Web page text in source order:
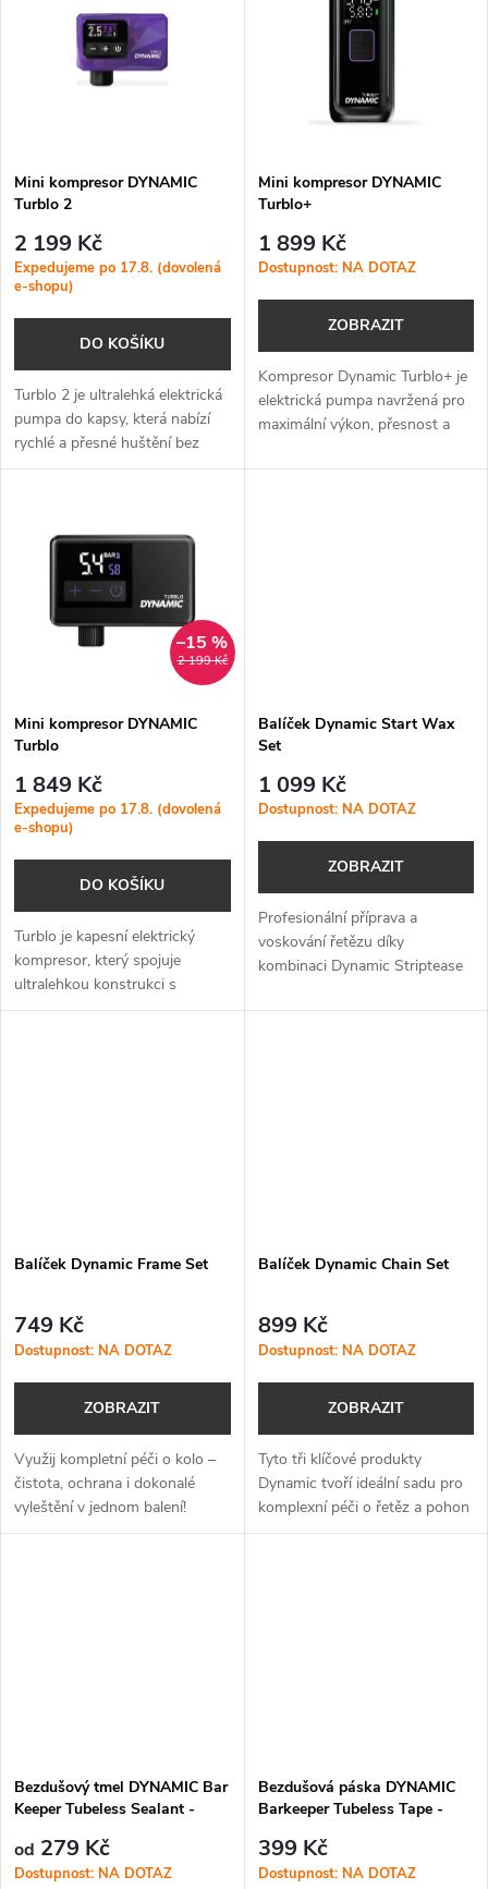
p
r
o
d
u
k
Abecedně
s
p
r
o
d
u
Mini kompresor DYNAMIC
Turblo 2
2 199 Kč
Expedujeme po 17.8. (dovolená
e-shopu)
DO KOŠÍKU
Turblo 2 je ultralehká elektrická
pumpa do kapsy, která nabízí
rychlé a přesné huštění bez
námahy – ideální pro silniční,
Mini kompresor DYNAMIC
Turblo+
1 899 Kč
Dostupnost: NA DOTAZ
ZOBRAZIT
Kompresor Dynamic Turblo+ je
elektrická pumpa navržená pro
maximální výkon, přesnost a
2 199 Kč
–15 %
Mini kompresor DYNAMIC
Turblo
1 849 Kč
Expedujeme po 17.8. (dovolená
e-shopu)
DO KOŠÍKU
Turblo je kapesní elektrický
kompresor, který spojuje
ultralehkou konstrukci s
maximálním výkonem a
Balíček Dynamic Start Wax
Set
1 099 Kč
Dostupnost: NA DOTAZ
ZOBRAZIT
Profesionální příprava a
voskování řetězu díky
kombinaci Dynamic Striptease
Balíček Dynamic Frame Set
749 Kč
Dostupnost: NA DOTAZ
ZOBRAZIT
Využij kompletní péči o kolo –
čistota, ochrana i dokonalé
vyleštění v jednom balení!
Balíček Dynamic Chain Set
899 Kč
Dostupnost: NA DOTAZ
ZOBRAZIT
Tyto tři klíčové produkty
Dynamic tvoří ideální sadu pro
komplexní péči o řetěz a pohon
kola.
Bezdušový tmel DYNAMIC Bar
Keeper Tubeless Sealant -
od 279 Kč
Dostupnost: NA DOTAZ
Bezdušová páska DYNAMIC
Barkeeper Tubeless Tape -
399 Kč
Dostupnost: NA DOTAZ